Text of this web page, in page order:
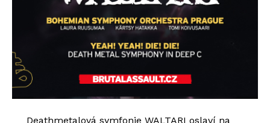
Deathmetalová symfonie WALTARI oslaví na